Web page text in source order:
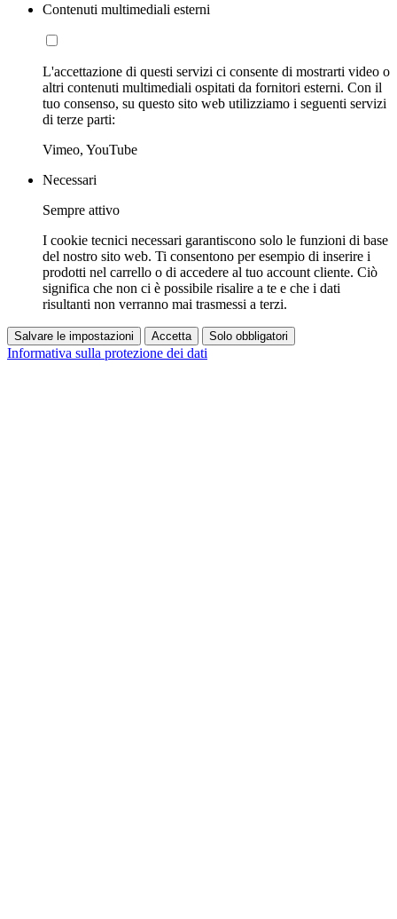
Contenuti multimediali esterni
L'accettazione di questi servizi ci consente di mostrarti video o
altri contenuti multimediali ospitati da fornitori esterni. Con il
tuo consenso, su questo sito web utilizziamo i seguenti servizi
di terze parti:
Vimeo, YouTube
Necessari
Sempre attivo
I cookie tecnici necessari garantiscono solo le funzioni di base
del nostro sito web. Ti consentono per esempio di inserire i
prodotti nel carrello o di accedere al tuo account cliente. Ciò
significa che non ci è possibile risalire a te e che i dati
risultanti non verranno mai trasmessi a terzi.
Salvare le impostazioni Accetta Solo obbligatori
Informativa sulla protezione dei dati